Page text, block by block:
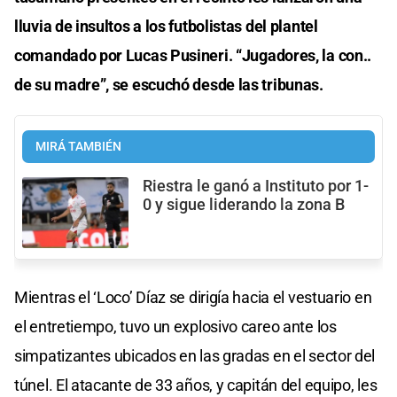
lluvia de insultos a los futbolistas del plantel
comandado por Lucas Pusineri. “Jugadores, la con..
de su madre”, se escuchó desde las tribunas.
MIRÁ TAMBIÉN
Riestra le ganó a Instituto por 1-
0 y sigue liderando la zona B
Mientras el ‘Loco’ Díaz se dirigía hacia el vestuario en
el entretiempo, tuvo un explosivo careo ante los
simpatizantes ubicados en las gradas en el sector del
túnel. El atacante de 33 años, y capitán del equipo, les